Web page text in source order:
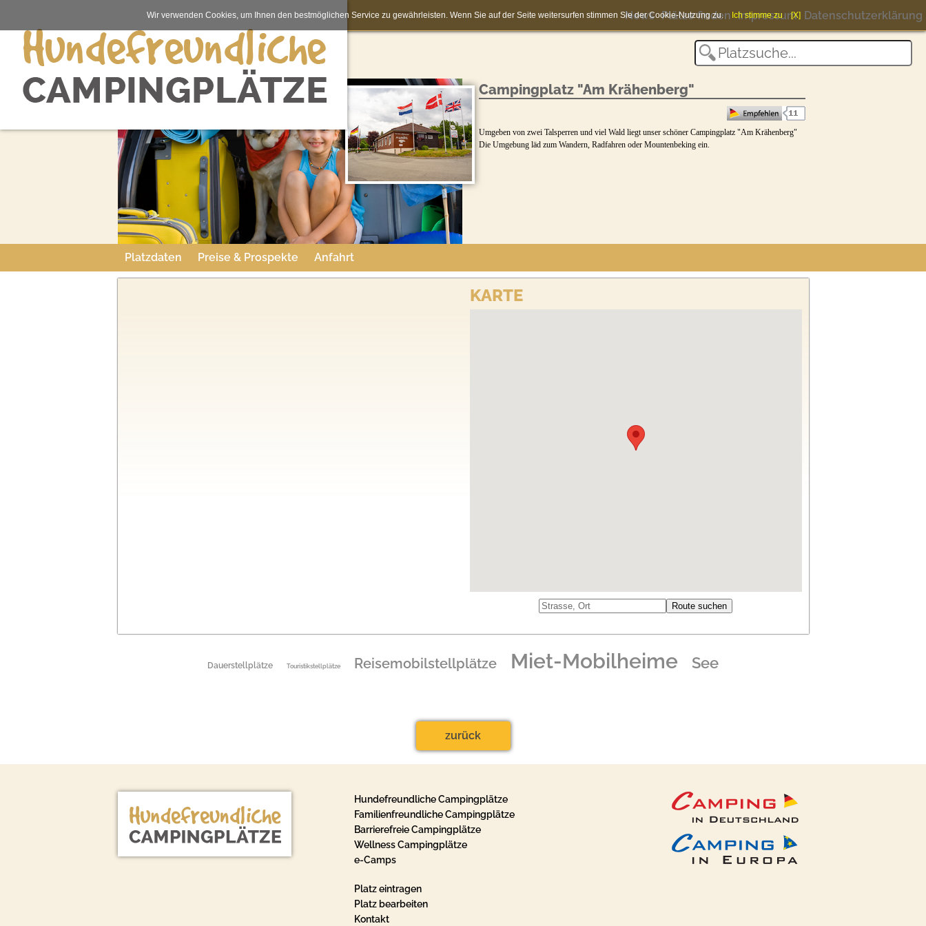
News Plätze finden Impressum Datenschutzerklärung
Campingplatz "Am Krähenberg"
Umgeben von zwei Talsperren und viel Wald liegt unser schöner Campingplatz "Am Krähenberg"
Die Umgebung läd zum Wandern, Radfahren oder Mountenbeking ein.
Platzdaten Preise & Prospekte Anfahrt
KARTE
Dauerstellplätze Touristikstellplätze Reisemobilstellplätze Miet-Mobilheime See
zurück
Hundefreundliche Campingplätze
Familienfreundliche Campingplätze
Barrierefreie Campingplätze
Wellness Campingplätze
e-Camps
Platz eintragen
Platz bearbeiten
Kontakt
Wir verwenden Cookies, um Ihnen den bestmöglichen Service zu gewährleisten. Wenn Sie auf der Seite weitersurfen stimmen Sie der Cookie-Nutzung zu. Ich stimme zu [X]